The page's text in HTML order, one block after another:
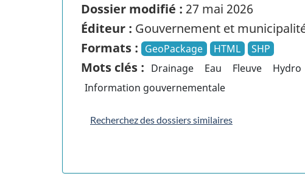
Dossier modifié : 27 mai 2026
Éditeur : Gouvernement et
Formats : GeoPackage HTML SHP
Mots clés : Drainage Eau Fleuve Hydro
Information gouvernementale
Recherchez des dossiers similaires